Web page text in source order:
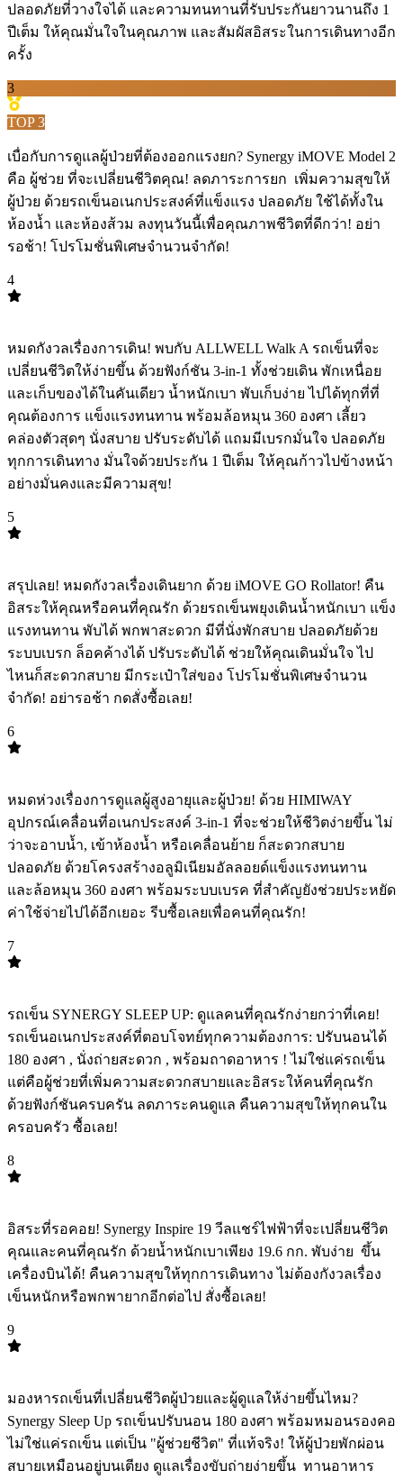
ปลอดภัยที่วางใจได้ และความทนทานที่รับประกันยาวนานถึง 1
ปีเต็ม ให้คุณมั่นใจในคุณภาพ และสัมผัสอิสระในการเดินทางอีก
ครั้ง
3
TOP3
เบื่อกับการดูแลผู้ป่วยที่ต้องออกแรงยก? Synergy iMOVE Model 2
คือ ผู้ช่วย ที่จะเปลี่ยนชีวิตคุณ! ลดภาระการยก ️️ เพิ่มความสุขให้
ผู้ป่วย ด้วยรถเข็นอเนกประสงค์ที่แข็งแรง ปลอดภัย ใช้ได้ทั้งใน
ห้องน้ำ และห้องส้วม ลงทุนวันนี้เพื่อคุณภาพชีวิตที่ดีกว่า! อย่า
รอช้า! โปรโมชั่นพิเศษจำนวนจำกัด!
4
หมดกังวลเรื่องการเดิน! พบกับ ALLWELL Walk A รถเข็นที่จะ
เปลี่ยนชีวิตให้ง่ายขึ้น ด้วยฟังก์ชัน 3-in-1 ทั้งช่วยเดิน พักเหนื่อย
และเก็บของได้ในคันเดียว น้ำหนักเบา พับเก็บง่าย ไปได้ทุกที่ที่
คุณต้องการ แข็งแรงทนทาน พร้อมล้อหมุน 360 องศา เลี้ยว
คล่องตัวสุดๆ นั่งสบาย ปรับระดับได้ แถมมีเบรกมั่นใจ ปลอดภัย
ทุกการเดินทาง มั่นใจด้วยประกัน 1 ปีเต็ม ให้คุณก้าวไปข้างหน้า
อย่างมั่นคงและมีความสุข!
5
สรุปเลย! ️หมดกังวลเรื่องเดินยาก ด้วย iMOVE GO Rollator! คืน
อิสระให้คุณหรือคนที่คุณรัก ด้วยรถเข็นพยุงเดินน้ำหนักเบา แข็ง
แรงทนทาน พับได้ พกพาสะดวก มีที่นั่งพักสบาย ปลอดภัยด้วย
ระบบเบรก ล็อคค้างได้ ปรับระดับได้ ️ช่วยให้คุณเดินมั่นใจ ไป
ไหนก็สะดวกสบาย มีกระเป๋าใส่ของ โปรโมชั่นพิเศษจำนวน
จำกัด! อย่ารอช้า กดสั่งซื้อเลย!
6
หมดห่วงเรื่องการดูแลผู้สูงอายุและผู้ป่วย! ด้วย HIMIWAY
อุปกรณ์เคลื่อนที่อเนกประสงค์ 3-in-1 ที่จะช่วยให้ชีวิตง่ายขึ้น ไม่
ว่าจะอาบน้ำ, เข้าห้องน้ำ หรือเคลื่อนย้าย ก็สะดวกสบาย
ปลอดภัย ด้วยโครงสร้างอลูมิเนียมอัลลอยด์แข็งแรงทนทาน
และล้อหมุน 360 องศา พร้อมระบบเบรค ที่สำคัญยังช่วยประหยัด
ค่าใช้จ่ายไปได้อีกเยอะ รีบซื้อเลยเพื่อคนที่คุณรัก! ️
7
รถเข็น SYNERGY SLEEP UP: ดูแลคนที่คุณรักง่ายกว่าที่เคย!
รถเข็นอเนกประสงค์ที่ตอบโจทย์ทุกความต้องการ: ปรับนอนได้
180 องศา , นั่งถ่ายสะดวก , พร้อมถาดอาหาร ️! ไม่ใช่แค่รถเข็น
แต่คือผู้ช่วยที่เพิ่มความสะดวกสบายและอิสระให้คนที่คุณรัก
ด้วยฟังก์ชันครบครัน ลดภาระคนดูแล คืนความสุขให้ทุกคนใน
ครอบครัว ซื้อเลย!
8
อิสระที่รอคอย! Synergy Inspire 19 วีลแชร์ไฟฟ้าที่จะเปลี่ยนชีวิต
คุณและคนที่คุณรัก ด้วยน้ำหนักเบาเพียง 19.6 กก. พับง่าย ️ ขึ้น
เครื่องบินได้! คืนความสุขให้ทุกการเดินทาง ไม่ต้องกังวลเรื่อง
เข็นหนักหรือพกพายากอีกต่อไป สั่งซื้อเลย!
9
มองหารถเข็นที่เปลี่ยนชีวิตผู้ป่วยและผู้ดูแลให้ง่ายขึ้นไหม?
Synergy Sleep Up รถเข็นปรับนอน 180 องศา พร้อมหมอนรองคอ
ไม่ใช่แค่รถเข็น แต่เป็น "ผู้ช่วยชีวิต" ที่แท้จริง! ให้ผู้ป่วยพักผ่อน
สบายเหมือนอยู่บนเตียง ดูแลเรื่องขับถ่ายง่ายขึ้น ️ ทานอาหาร